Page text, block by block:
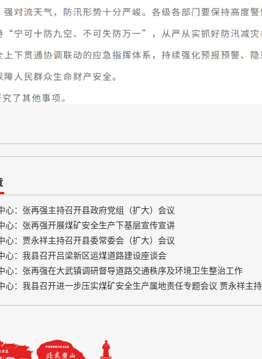
心：张再强主持召开县政府党组（扩大）会议
心：张再强开展煤矿安全生产下基层宣传宣讲
心：贾永祥主持召开县委常委会（扩大）会议
心：我县召开吕梁新区运煤道路建设座谈会
心：张再强在大武镇调研督导道路交通秩序及环境卫生整治工作